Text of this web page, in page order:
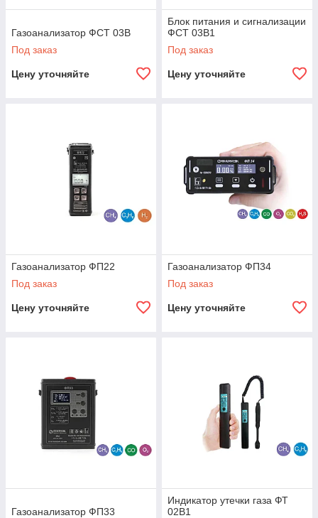
Газоанализатор ФСТ 03В
Под заказ
Цену уточняйте
Блок питания и сигнализации
ФСТ 03В1
Под заказ
Цену уточняйте
Газоанализатор ФП22
Под заказ
Цену уточняйте
Газоанализатор ФП34
Под заказ
Цену уточняйте
Газоанализатор ФП33
Индикатор утечки газа ФТ
02В1